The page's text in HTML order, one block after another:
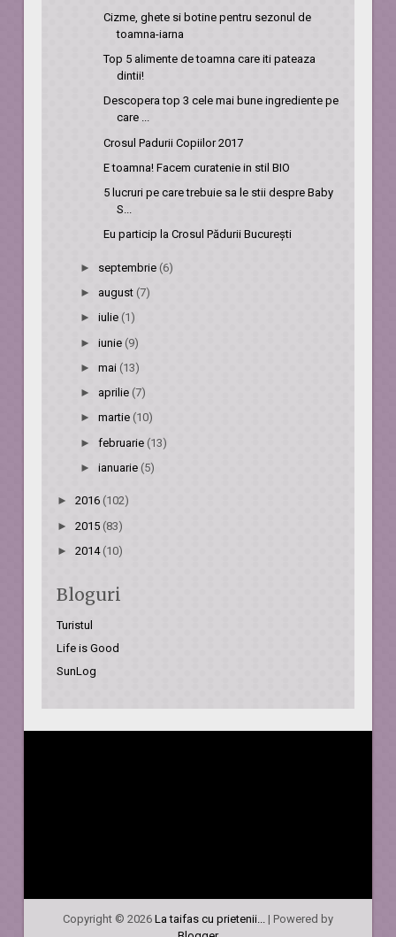
Cizme, ghete si botine pentru sezonul de
toamna-iarna
Top 5 alimente de toamna care iti pateaza
dintii!
Descopera top 3 cele mai bune ingrediente pe
care ...
Crosul Padurii Copiilor 2017
E toamna! Facem curatenie in stil BIO
5 lucruri pe care trebuie sa le stii despre Baby
S...
Eu particip la Crosul Pădurii București
► septembrie (6)
► august (7)
► iulie (1)
► iunie (9)
► mai (13)
► aprilie (7)
► martie (10)
► februarie (13)
► ianuarie (5)
►2016 (102)
►2015 (83)
►2014 (10)
Bloguri
Turistul
Life is Good
SunLog
Copyright © 2026 La taifas cu prietenii...| Powered by